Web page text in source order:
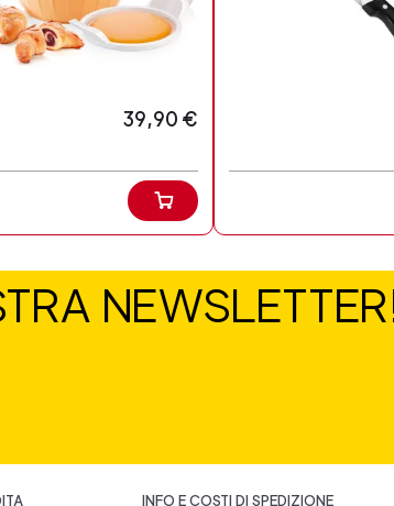
39,90 €
INFO E COSTI DI SPEDIZIONE